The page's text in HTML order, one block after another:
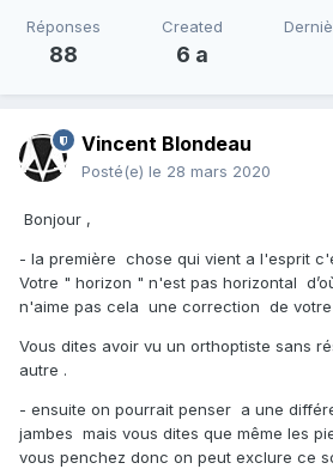
Réponses
88
Created
6 a
Vincent Blondeau
Posté(e) le 28 mars 2020
Bonjour ,
- la première chose qui vient a l'esprit
Votre " horizon " n'est pas horizontal
n'aime pas cela une correction de votre
Vous dites avoir vu un orthoptiste sans
autre .
- ensuite on pourrait penser a une
jambes mais vous dites que même les
vous penchez donc on peut exclure ce